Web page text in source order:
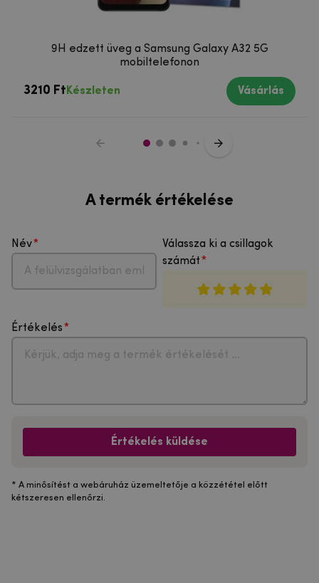
9H edzett üveg a Samsung Galaxy A32 5G
mobiltelefonon
3210 Ft Készleten Vásárlás
A termék értékelése
Név
Válassza ki a csillagok
számát
Értékelés
Értékelés küldése
* A minősítést a webáruház üzemeltetője a közzététel előtt
kétszeresen ellenőrzi.